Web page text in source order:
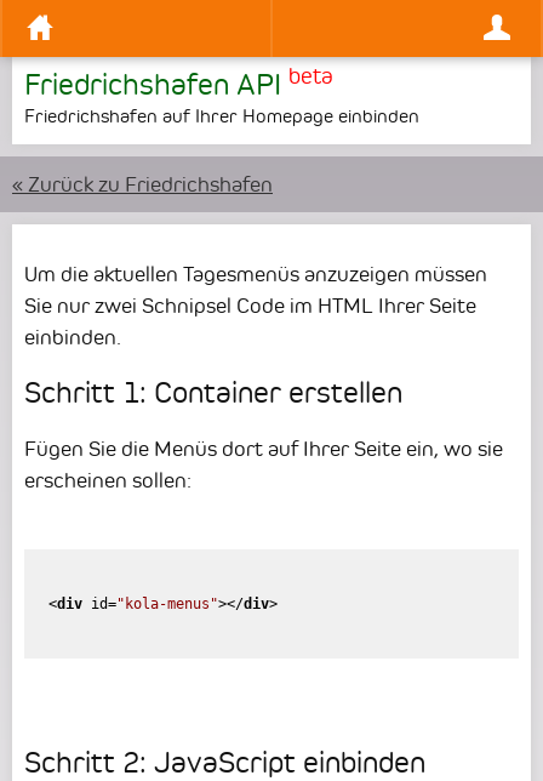
Friedrichshafen API beta
Friedrichshafen auf Ihrer Homepage einbinden
« Zurück zu Friedrichshafen
Um die aktuellen Tagesmenüs anzuzeigen müssen
Sie nur zwei Schnipsel Code im HTML Ihrer Seite
einbinden.
Schritt 1: Container erstellen
Fügen Sie die Menüs dort auf Ihrer Seite ein, wo sie
erscheinen sollen:
<div id="kola-menus"></div>
Schritt 2: JavaScript einbinden